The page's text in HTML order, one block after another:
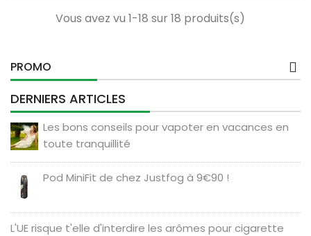
Vous avez vu 1-18 sur 18 produits(s)
PROMO
DERNIERS ARTICLES
Les bons conseils pour vapoter en vacances en
toute tranquillité
Pod MiniFit de chez Justfog à 9€90 !
L'UE risque t'elle d'interdire les arômes pour cigarette